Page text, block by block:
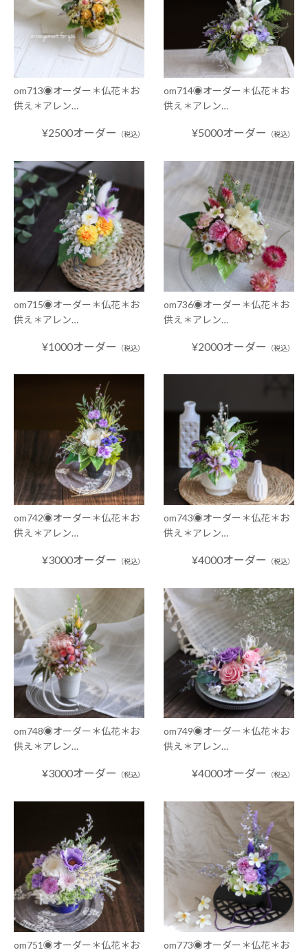
om713◉オーダー＊仏花＊お
供え＊アレン…
¥2500オーダー （税込）
om714◉オーダー＊仏花＊お
供え＊アレン…
¥5000オーダー （税込）
om715◉オーダー＊仏花＊お
供え＊アレン…
¥1000オーダー （税込）
om736◉オーダー＊仏花＊お
供え＊アレン…
¥2000オーダー （税込）
om742◉オーダー＊仏花＊お
供え＊アレン…
¥3000オーダー （税込）
om743◉オーダー＊仏花＊お
供え＊アレン…
¥4000オーダー （税込）
om748◉オーダー＊仏花＊お
供え＊アレン…
¥3000オーダー （税込）
om749◉オーダー＊仏花＊お
供え＊アレン…
¥4000オーダー （税込）
om751◉オーダー＊仏花＊お
om773◉オーダー＊仏花＊お